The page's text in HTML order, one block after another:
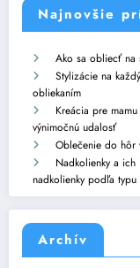
Najnovšie
Ako sa obliecť na
Stylizácie na
obliekaním
Kreácia pre
výnimočnú udalosť
Oblečenie do hôr
Nadkolienky a
nadkolienky podľa
Archív